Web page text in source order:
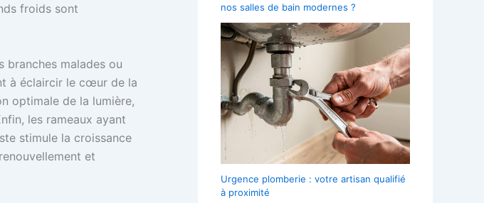
froids sont
malades ou
à éclaircir le cœur de la
optimale de la lumière,
les rameaux ayant
stimule la croissance
et
nos salles de bain modernes ?
Urgence plomberie : votre artisan qualifié
à proximité